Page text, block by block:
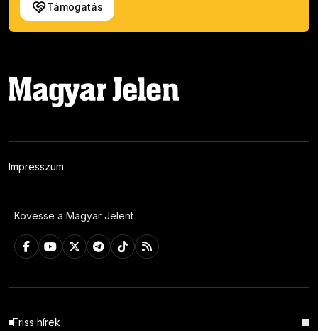
Támogatás
Impresszum
Kövesse a Magyar Jelent
Friss hírek